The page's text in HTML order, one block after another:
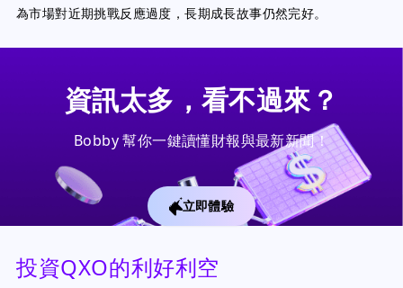
為市場對近期挑戰反應過度，長期成長故事仍然完好。
資訊太多，看不過來？
Bobby 幫你一鍵讀懂財報與最新新聞！
立即體驗
投資QXO的利好利空